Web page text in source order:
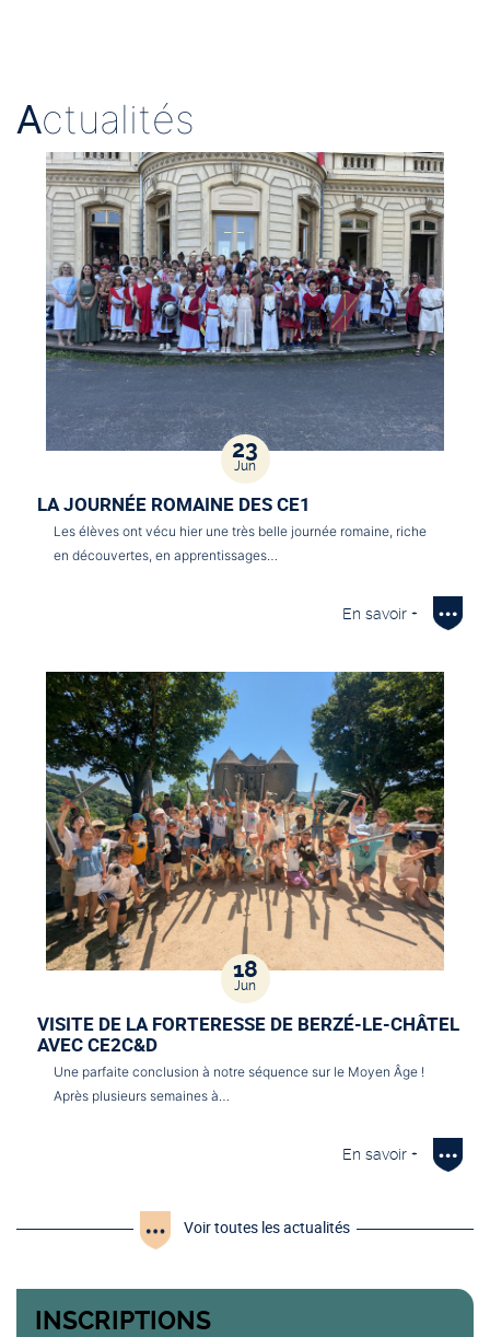
Actualités
23
Jun
LA JOURNÉE ROMAINE DES CE1
Les élèves ont vécu hier une très belle journée romaine, riche
en découvertes, en apprentissages…
En savoir +
18
Jun
VISITE DE LA FORTERESSE DE BERZÉ-LE-CHÂTEL
AVEC CE2C&D
Une parfaite conclusion à notre séquence sur le Moyen Âge !
Après plusieurs semaines à…
En savoir +
Voir toutes les actualités
INSCRIPTIONS